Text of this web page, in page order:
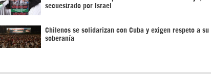
secuestrado por Israel
Chilenos se solidarizan con Cuba y exigen respeto a su
soberanía